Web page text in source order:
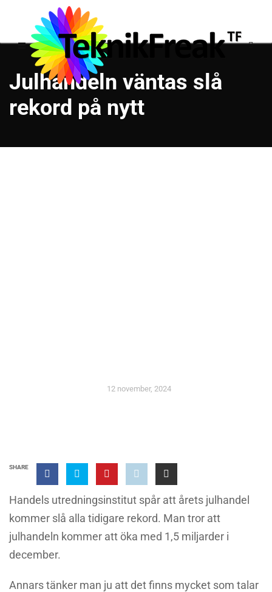
Julhandeln väntas slå
rekord på nytt
12 november, 2024
SHARE
Handels utredningsinstitut spår att årets julhandel
kommer slå alla tidigare rekord. Man tror att
julhandeln kommer att öka med 1,5 miljarder i
december.
Annars tänker man ju att det finns mycket som talar